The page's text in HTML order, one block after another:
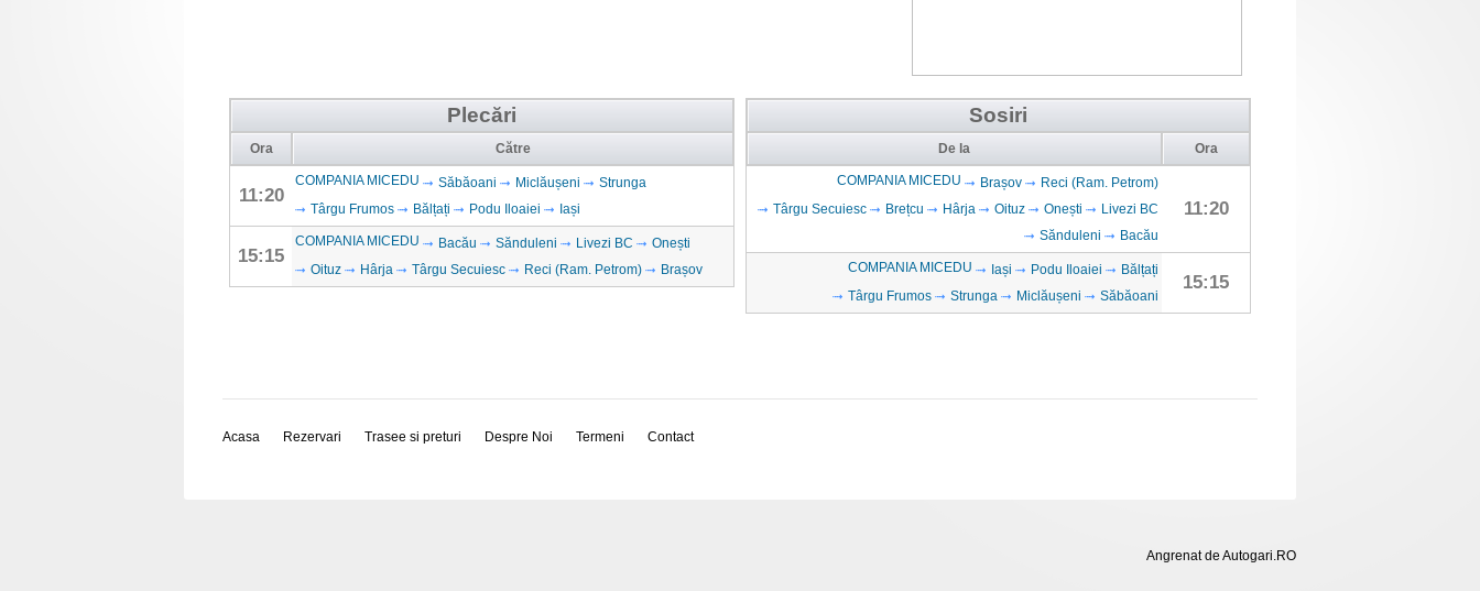
Plecări
Ora Către
11:20
COMPANIA MICEDU Săbăoani Miclăușeni
Strunga
Târgu Frumos
Bălțați Podu Iloaiei Iași
15:15
COMPANIA MICEDU Bacău Sănduleni Livezi BC
Onești
Oituz
Hârja Târgu Secuiesc Reci (Ram. Petrom) Brașov
Sosiri
De la Ora
COMPANIA MICEDU Brașov
Reci (Ram. Petrom)
Târgu Secuiesc
Brețcu Hârja Oituz Onești
Livezi BC
Sănduleni
Bacău
11:20
COMPANIA MICEDU Iași Podu Iloaiei
Bălțați
Târgu Frumos
Strunga Miclăușeni Săbăoani
15:15
Acasa Rezervari Trasee si preturi Despre Noi Termeni Contact
Angrenat de Autogari.RO